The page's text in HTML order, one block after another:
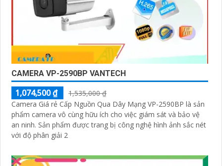
CAMERA VP-2590BP VANTECH
1,074,500 ₫
1,535,000 ₫
Camera Giá rẻ Cấp Nguồn Qua Dây Mạng VP-2590BP là sản
phẩm camera vô cùng hữu ích cho việc giám sát và bảo vệ
an ninh. Sản phẩm được trang bị công nghệ hình ảnh sắc nét
với độ phân giải 2